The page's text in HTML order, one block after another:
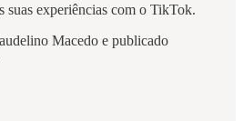
suas experiências com o TikTok.
Macedo e publicado